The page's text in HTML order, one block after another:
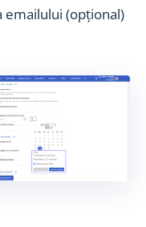
(opțional)